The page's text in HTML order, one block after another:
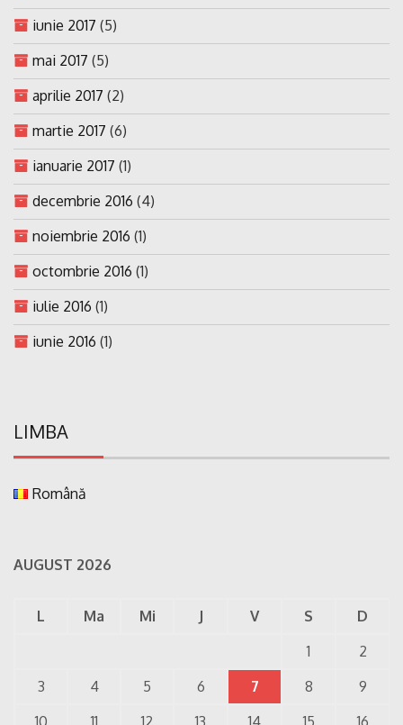
iunie 2017 (5)
mai 2017 (5)
aprilie 2017 (2)
martie 2017 (6)
ianuarie 2017 (1)
decembrie 2016 (4)
noiembrie 2016 (1)
octombrie 2016 (1)
iulie 2016 (1)
iunie 2016 (1)
LIMBA
Română
AUGUST 2026
L Ma Mi J V S
D
1
2
3
4 5 6 7 8
9